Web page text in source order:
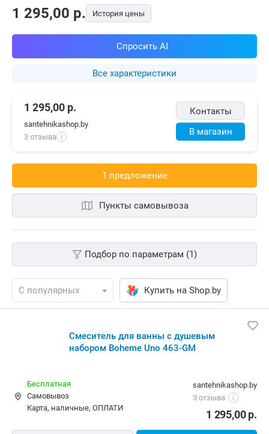
Все характеристики
1 295,00 p. История цены
Спросить AI
Контакты
В магазин
1 295,00 р.
santehnikashop.by
3 отзыва i
1 предложениe
Пункты самовывоза
Подбор по параметрам (1)
Купить на Shop.by
Смеситель для ванны с душевым
набором Boheme Uno 463-GM
santehnikashop.by
3 отзыва
i
Бесплатная
Самовывоз
карта, наличные, ОПЛАТИ
1 295,00р.